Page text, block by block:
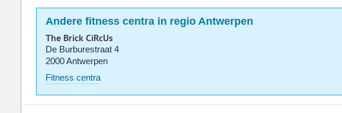
Andere fitness centra in regio Antwerpen
The Brick CiRcUs
De Burburestraat 4
2000 Antwerpen
Fitness centra